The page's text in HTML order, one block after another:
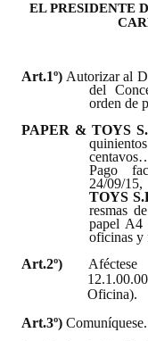
Actas de
Comunicaciones
Declaraciones
Resoluciones
Resoluciones de
Antiguos Pobladores
Noticias Destacadas
EL PRESIDENTE
Art.1º) Autorizar al
del
orden de
PAPER & TOYS
Pago
24/09/
TOYS
resmas
papel A4
oficinas y
Art.2º)
Oficina).
Art.3º)